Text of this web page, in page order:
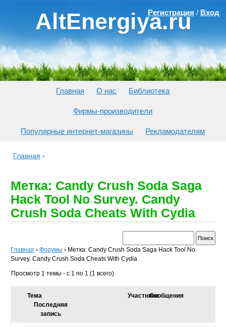
AltEnergiya.ru
Регистрация / Вход
Главная О нас Библиотека
Фирмы-производители
Популярные интернет-магазины Рекламодателям
Главная ›
Метка: Candy Crush Soda Saga
Hack Tool No Survey. Candy
Crush Soda Cheats With Cydia
Главная › Форумы › Метка: Candy Crush Soda Saga Hack Tool No
Survey. Candy Crush Soda Cheats With Cydia
Просмотр 1 темы - с 1 по 1 (1 всего)
Тема УчастникиСообщения
Последняя
запись